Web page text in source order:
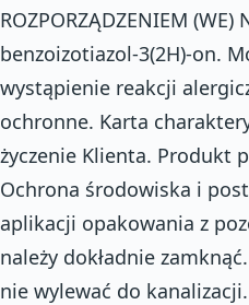
ROZPORZĄDZENIEM
benzoizotiazol-3(2H)-on.
wystąpienie reakcji
ochronne. Karta
życzenie Klienta. Produkt
Ochrona środowiska i
aplikacji opakowania z
należy dokładnie
nie wylewać do